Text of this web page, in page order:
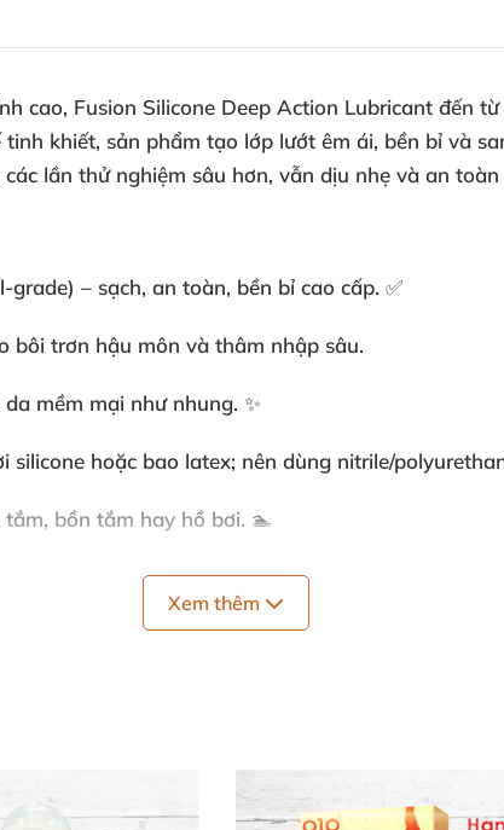
cao, Fusion Silicone Deep Action Lubricant đến
khiết, sản phẩm tạo lớp lướt êm ái, bền bỉ và
lần thử nghiệm sâu hơn, vẫn dịu nhẹ và an
– sạch, an toàn, bền bỉ cao cấp. ✅
bôi trơn hậu môn và thâm nhập sâu.
mềm mại như nhung. ✨
silicone hoặc bao latex; nên dùng nitrile/
bồn tắm hay hồ bơi. 🏊
lem luốc. ✋
sát tức thì mà còn kéo dài thời gian tận hưởng,
mọi kiểu khám phá.
Xem thêm